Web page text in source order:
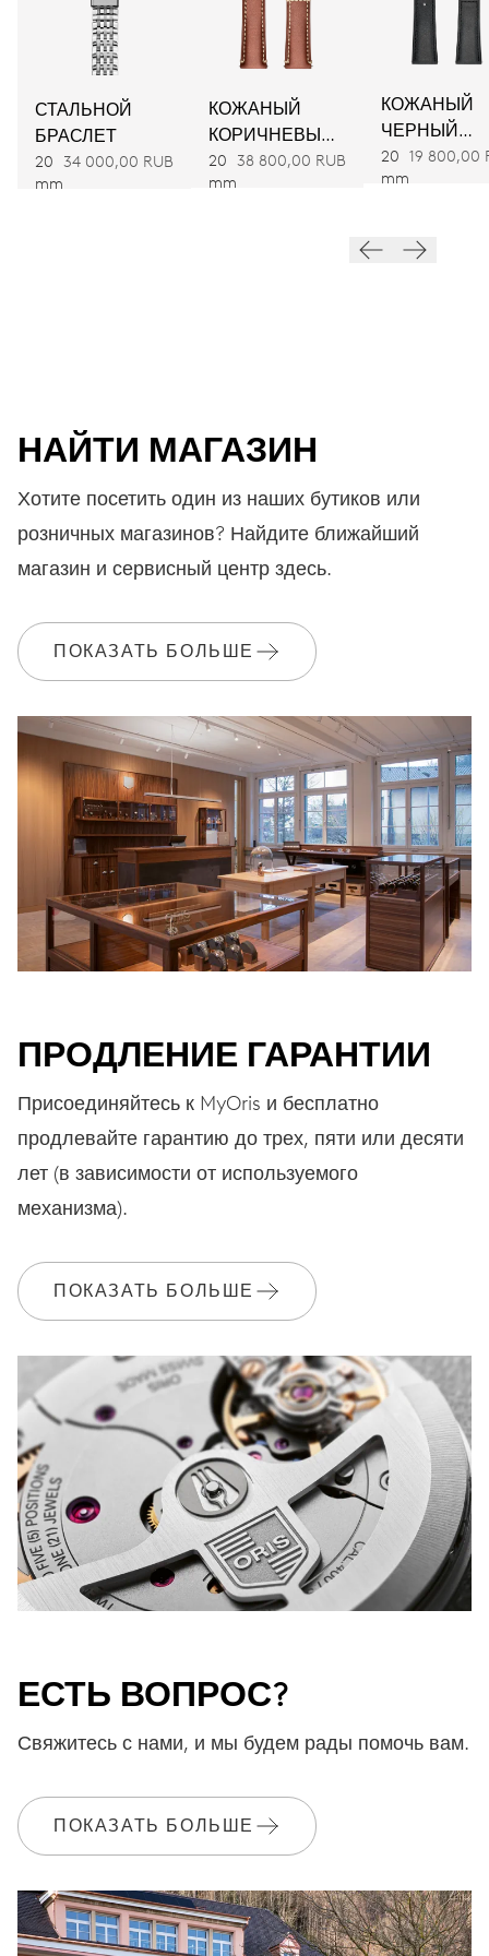
диаметр 25,60мм, 11 1/2дюйма
Автоподзавод
ЧАСТОТА
РЕМЕНЬ кожаный
ГАРАНТИЯ
гарантии до 3 лет
MYORIS
СТАЛЬНОЙ
БРАСЛЕТ
20
mm
34 000,00 RUB
КОЖАНЫЙ
КОРИЧНЕВЫЙ
РЕМЕШОК
20
mm
38 800,00 RUB
КОЖАНЫЙ
ЧЕРНЫЙ
РЕМЕШОК
20
mm
19 800,00
НАЙТИ МАГАЗИН
Хотите посетить один из наших бутиков или
розничных магазинов? Найдите ближайший
магазин и сервисный центр здесь.
ПОКАЗАТЬ БОЛЬШЕ
ПРОДЛЕНИЕ ГАРАНТИИ
Присоединяйтесь к MyOris и бесплатно
продлевайте гарантию до трех, пяти или десяти
лет (в зависимости от используемого
механизма).
ПОКАЗАТЬ БОЛЬШЕ
ЕСТЬ ВОПРОС?
Свяжитесь с нами, и мы будем рады помочь вам.
ПОКАЗАТЬ БОЛЬШЕ